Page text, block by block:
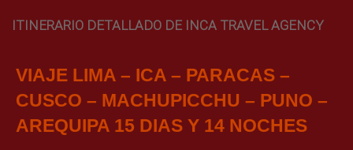
ITINERARIO DETALLADO DE INCA TRAVEL AGENCY
VIAJE LIMA – ICA – PARACAS –
CUSCO – MACHUPICCHU – PUNO –
AREQUIPA 15 DIAS Y 14 NOCHES